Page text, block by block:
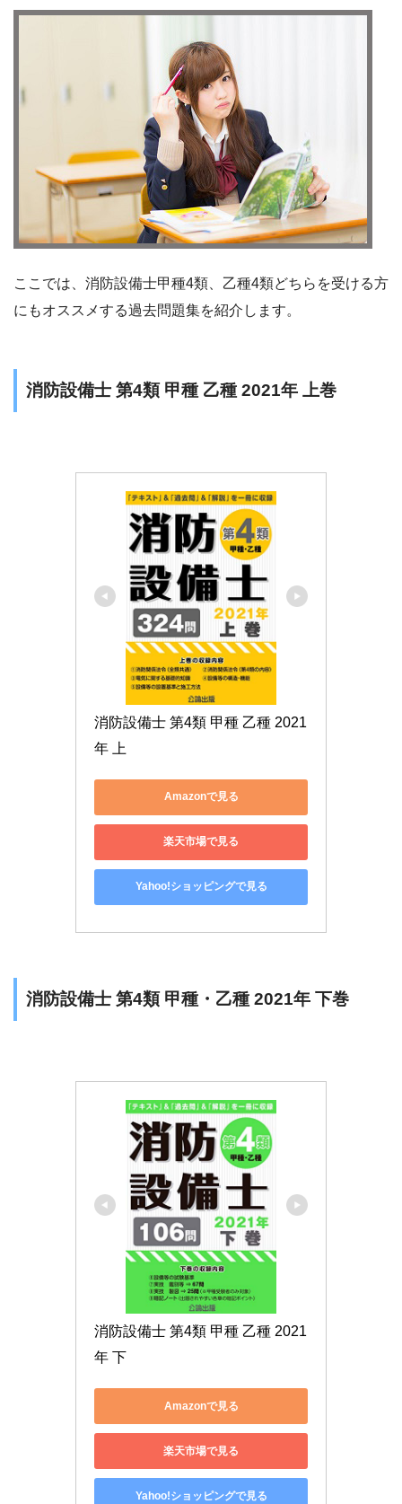
ここでは、消防設備士甲種4類、乙種4類どちらを受ける方
にもオススメする過去問題集を紹介します。
消防設備士 第4類 甲種 乙種 2021年 上巻
消防設備士 第4類 甲種 乙種 2021
年 上
Amazonで見る
楽天市場で見る
Yahoo!ショッピングで見る
消防設備士 第4類 甲種・乙種 2021年 下巻
消防設備士 第4類 甲種 乙種 2021
Amazonで見る
楽天市場で見る
Yahoo!ショッピングで見る